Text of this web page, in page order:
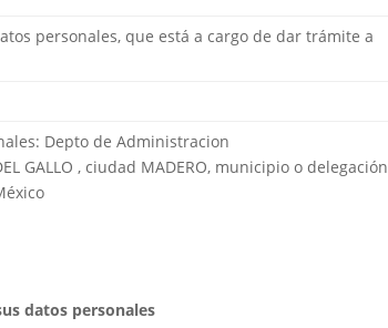
personales, que está a cargo de dar trámite a
Depto de Administracion
GALLO , ciudad MADERO, municipio o delegación
datos personales